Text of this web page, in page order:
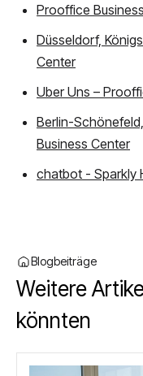
Prooffice
Düsseldorf,
Center
Uber Uns –
Berlin-
Business Center
chatbot - Sparkly
Blogbeiträge
Weitere
könnten